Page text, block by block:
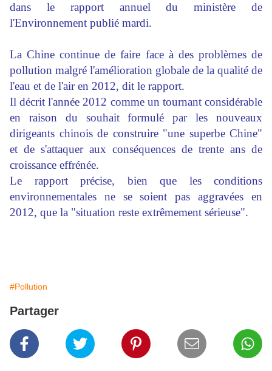
dans le rapport annuel du ministère de
l'Environnement publié mardi.
La Chine continue de faire face à des problèmes de
pollution malgré l'amélioration globale de la qualité de
l'eau et de l'air en 2012, dit le rapport.
Il décrit l'année 2012 comme un tournant considérable
en raison du souhait formulé par les nouveaux
dirigeants chinois de construire "une superbe Chine"
et de s'attaquer aux conséquences de trente ans de
croissance effrénée.
Le rapport précise, bien que les conditions
environnementales ne se soient pas aggravées en
2012, que la "situation reste extrêmement sérieuse".
#Pollution
Partager